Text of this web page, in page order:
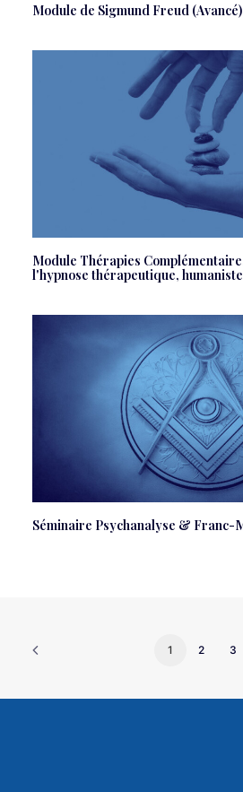
Module de Sigmund Freud (Avancé)
Module Thérapies
l'hypnose thérapeutique,
Séminaire Psychanalyse & Franc-
1 2 3